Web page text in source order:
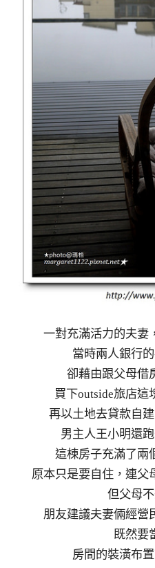
一對充滿活力的夫妻
當時兩人銀行
卻藉由跟父母借
買下outside旅店這
再以土地去貸款自
男主人王小明還
這棟房子充滿了兩
原本只是要自住，連父
但父母不
朋友建議夫妻倆經營
既然要
房間的裝潢布